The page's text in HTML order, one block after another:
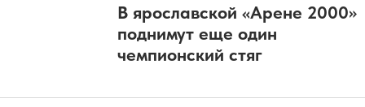
В ярославской «Арене 2000»
поднимут еще один
чемпионский стяг